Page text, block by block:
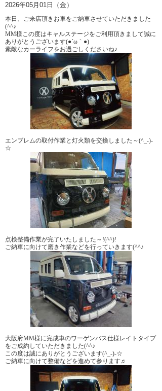
2026年05月01日（金）
本日、ご来店頂きお車をご納車させていただきました
(^^♪
MM様この度はキャルステージをご利用頂きまして誠に
ありがとうございます(●´ω｀●)
素敵なカーライフをお過ごしくださいね♪
エンブレムの取付作業と灯火類を交換しました～(^_-)-
☆
点検整備作業が完了いたしました～!(^^)!
ご納車に向けて磨き作業などを行っていきます(^^♪
大阪府MM様に完成車のワーゲンバス仕様レイトタイプ
をご成約していただきました(^^♪
この度は誠にありがとうございます(^_-)-☆
ご納車に向けて整備などを進めて参ります♬